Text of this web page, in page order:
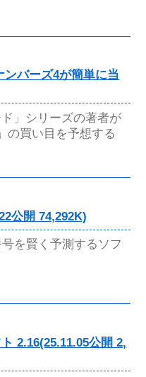
バーズ4が簡単に当
」シリーズの著者が
の買い目を予想する
公開 74,292K)
を賢く予測するソフ
2.16(25.11.05公開 2,